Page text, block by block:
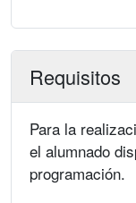
Requisitos
Para la
el alumnado
programación.